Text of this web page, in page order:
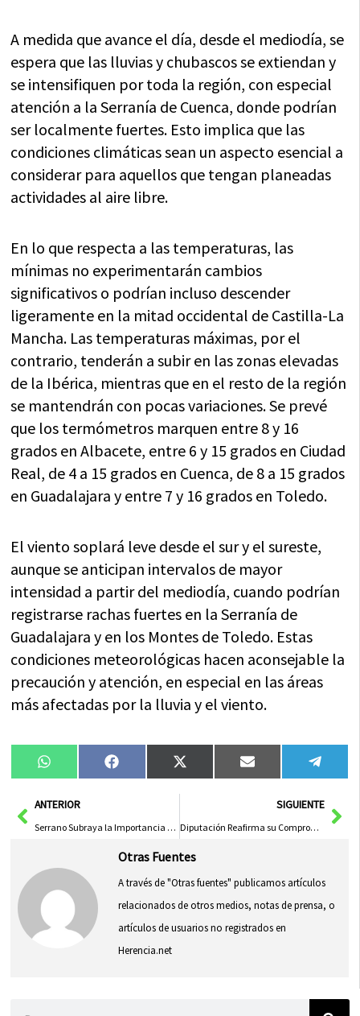
A medida que avance el día, desde el mediodía, se
espera que las lluvias y chubascos se extiendan y
se intensifiquen por toda la región, con especial
atención a la Serranía de Cuenca, donde podrían
ser localmente fuertes. Esto implica que las
condiciones climáticas sean un aspecto esencial a
considerar para aquellos que tengan planeadas
actividades al aire libre.
En lo que respecta a las temperaturas, las
mínimas no experimentarán cambios
significativos o podrían incluso descender
ligeramente en la mitad occidental de Castilla-La
Mancha. Las temperaturas máximas, por el
contrario, tenderán a subir en las zonas elevadas
de la Ibérica, mientras que en el resto de la región
se mantendrán con pocas variaciones. Se prevé
que los termómetros marquen entre 8 y 16
grados en Albacete, entre 6 y 15 grados en Ciudad
Real, de 4 a 15 grados en Cuenca, de 8 a 15 grados
en Guadalajara y entre 7 y 16 grados en Toledo.
El viento soplará leve desde el sur y el sureste,
aunque se anticipan intervalos de mayor
intensidad a partir del mediodía, cuando podrían
registrarse rachas fuertes en la Serranía de
Guadalajara y en los Montes de Toledo. Estas
condiciones meteorológicas hacen aconsejable la
precaución y atención, en especial en las áreas
más afectadas por la lluvia y el viento.
Compartir
en
WhatsAppCompartir
en
FacebookCompartir
en
X
(Twitter)
Compartir
en
Email
en
AntANTERIOR
Serrano Subraya la Importancia de los Colegios Profesionales de Albacete en Combate al Intrusismo Profesional
SIGUIENTE
Diputación Reafirma su Compromiso con el Deporte en Torneo Internacional de Balonmano de Manzanares
Otras Fuentes
A través de "Otras fuentes" publicamos artículos
relacionados de otros medios, notas de prensa, o
artículos de usuarios no registrados en
Herencia.net